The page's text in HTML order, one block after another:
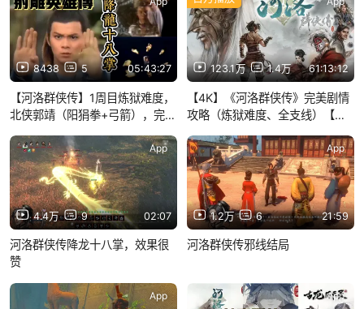
8438 5 05:43:27
【河洛群侠传】1周目炼狱难度，
北侠郭靖（阳狷拳+弓箭），完美
123.1万 1.4万 61:13:12
【4K】《河洛群侠传》完美剧情
攻略（炼狱难度、全支线）【完
4.4万 9 02:07
App
河洛群侠传降龙十八掌，效果很
赞
1.2万 6 21:59
App
河洛群侠传邪线结局
App App